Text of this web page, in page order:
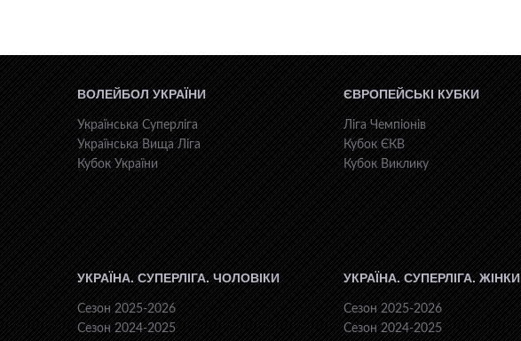
ВОЛЕЙБОЛ УКРАЇНИ
Українська Суперліга
Українська Вища Ліга
Кубок України
ЄВРОПЕЙСЬКІ КУБКИ
Ліга Чемпіонів
Кубок ЄКВ
Кубок Виклику
УКРАЇНА. СУПЕРЛІГА. ЧОЛОВІКИ
Сезон 2025-2026
Сезон 2024-2025
УКРАЇНА. СУПЕРЛІГА. ЖІНКИ
Сезон 2025-2026
Сезон 2024-2025